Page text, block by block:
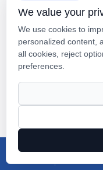
lebih sedikit.
fleksibel
lebih baik pada
beraturan, yang
meningkatkan
dengan desain
Q2: Gusi saya
menggunakan
saya berhenti?
We value your
We use cookies to
personalized content,
all cookies, reject
preferences.